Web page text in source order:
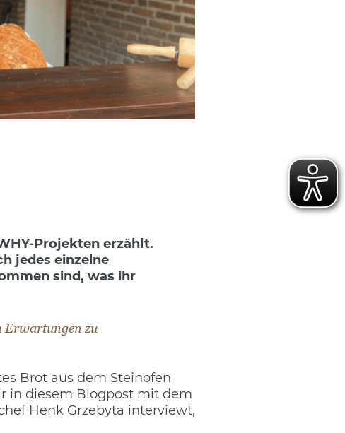
Projekten erzählt.
jedes einzelne
sind, was ihr
Erwartungen zu
Brot aus dem Steinofen
in diesem Blogpost mit dem
Henk Grzebyta interviewt,